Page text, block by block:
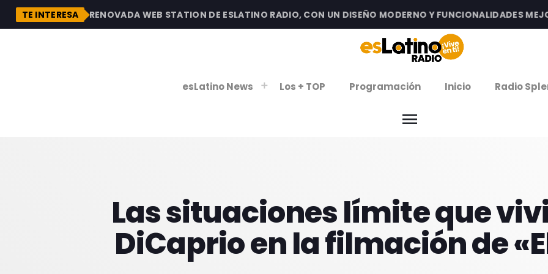
TE INTERESA
DESCUBRE LA RENOVADA WEB STATION DE ESLATINO RADIO, CON UN DISEÑO MODERNO Y FUNCIONALIDADES
esLatino News Los + TOP Programación Inicio Radio
menu
PROGRAMACIÓN
Las situaciones límite que
DiCaprio en la filmación de